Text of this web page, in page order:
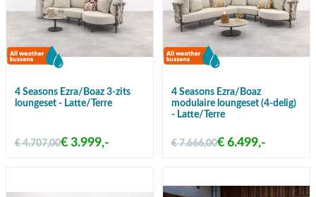
4 Seasons Ezra/Boaz 3-zits
loungeset - Latte/Terre
€ 4.707,00€ 3.999,-
4 Seasons Ezra/Boaz
modulaire loungeset (4-delig)
- Latte/Terre
€ 7.666,00€ 6.499,-